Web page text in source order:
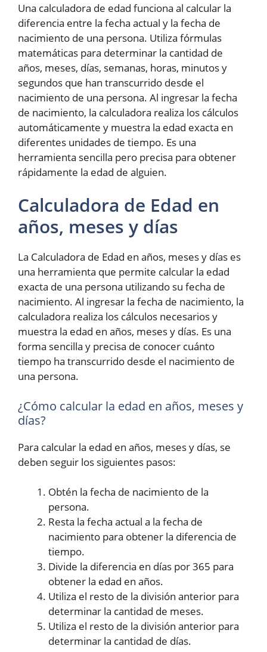
Una calculadora de edad funciona al calcular la
diferencia entre la fecha actual y la fecha de
nacimiento de una persona. Utiliza fórmulas
matemáticas para determinar la cantidad de
años, meses, días, semanas, horas, minutos y
segundos que han transcurrido desde el
nacimiento de una persona. Al ingresar la fecha
de nacimiento, la calculadora realiza los cálculos
automáticamente y muestra la edad exacta en
diferentes unidades de tiempo. Es una
herramienta sencilla pero precisa para obtener
rápidamente la edad de alguien.
Calculadora de Edad en
años, meses y días
La Calculadora de Edad en años, meses y días es
una herramienta que permite calcular la edad
exacta de una persona utilizando su fecha de
nacimiento. Al ingresar la fecha de nacimiento, la
calculadora realiza los cálculos necesarios y
muestra la edad en años, meses y días. Es una
forma sencilla y precisa de conocer cuánto
tiempo ha transcurrido desde el nacimiento de
una persona.
¿Cómo calcular la edad en años, meses y
días?
Para calcular la edad en años, meses y días, se
deben seguir los siguientes pasos:
Obtén la fecha de nacimiento de la
persona.
Resta la fecha actual a la fecha de
nacimiento para obtener la diferencia de
tiempo.
Divide la diferencia en días por 365 para
obtener la edad en años.
Utiliza el resto de la división anterior para
determinar la cantidad de meses.
Utiliza el resto de la división anterior para
determinar la cantidad de días.